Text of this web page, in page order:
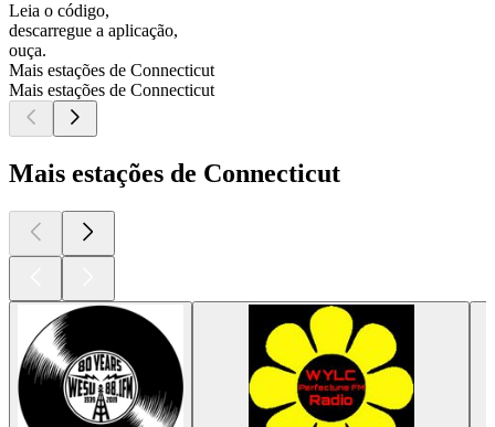
Leia o código,
descarregue a aplicação,
ouça.
Mais estações de Connecticut
Mais estações de Connecticut
Mais estações de Connecticut